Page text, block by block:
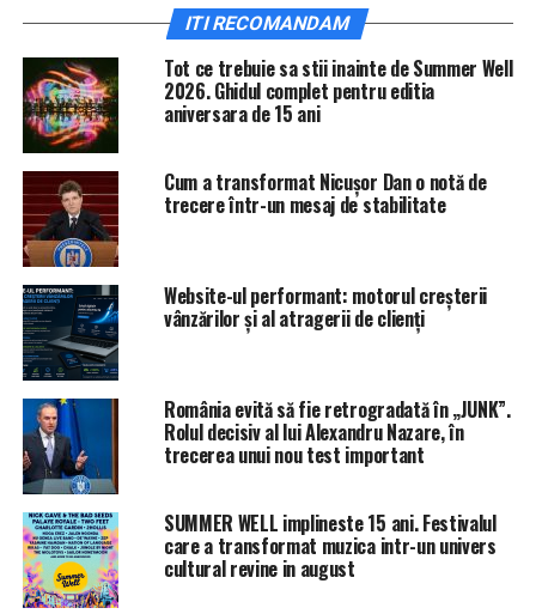
IasiAZI.ro
ARTICOLE PE ACEIASI TEMA: PRIMA
URMATORUL
Ce muniţie au folosit jandarmii | IasiAZI.ro
NU RATATI
ULTIMA ORĂ Percheziții și arestări în legătură cu Prima
Casă, program folosit de sute de mii de români. Atenție
cum luați creditul pentru locuință! | IasiAZI.ro
ITI RECOMANDAM
Tot ce trebuie sa stii inainte de Summer Well
2026. Ghidul complet pentru editia
aniversara de 15 ani
Cum a transformat Nicușor Dan o notă de
trecere într-un mesaj de stabilitate
Website-ul performant: motorul creșterii
vânzărilor și al atragerii de clienți
România evită să fie retrogradată în „JUNK”.
Rolul decisiv al lui Alexandru Nazare, în
trecerea unui nou test important
SUMMER WELL implineste 15 ani. Festivalul
care a transformat muzica intr-un univers
cultural revine in august